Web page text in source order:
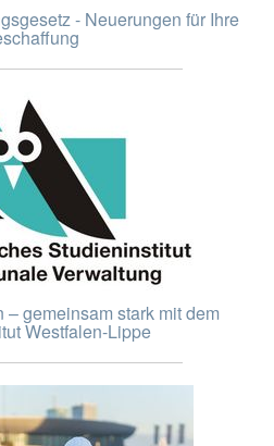
- Neuerungen für Ihre
gemeinsam stark mit dem
Westfalen-Lippe